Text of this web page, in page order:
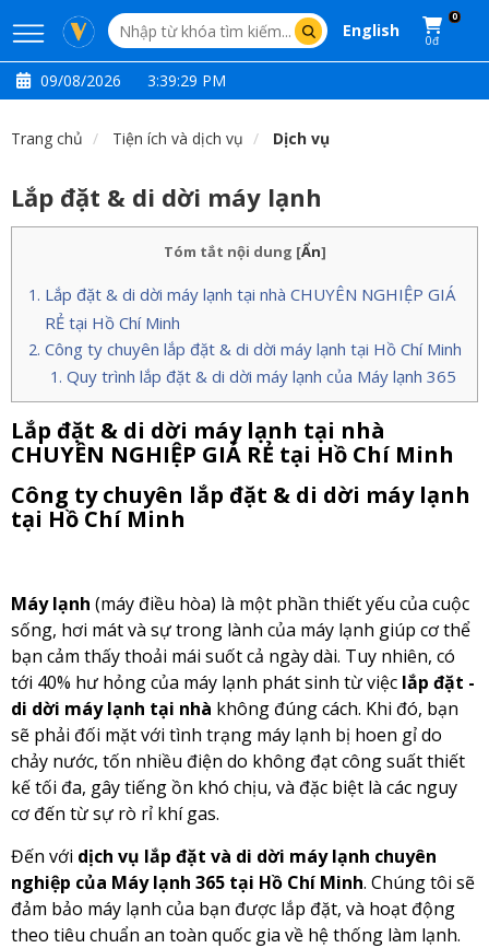
English
0
0đ
09/08/2026 3:39:30 PM
Trang chủ Tiện ích và dịch vụ Dịch vụ
Lắp đặt & di dời máy lạnh
Tóm tắt nội dung [Ẩn]
Lắp đặt & di dời máy lạnh tại nhà CHUYÊN NGHIỆP GIÁ
RẺ tại Hồ Chí Minh
Công ty chuyên lắp đặt & di dời máy lạnh tại Hồ Chí Minh
Quy trình lắp đặt & di dời máy lạnh của Máy lạnh 365
Lắp đặt & di dời máy lạnh tại nhà
CHUYÊN NGHIỆP GIÁ RẺ tại Hồ Chí Minh
Công ty chuyên lắp đặt & di dời máy lạnh
tại Hồ Chí Minh
Máy lạnh (máy điều hòa) là một phần thiết yếu của cuộc
sống, hơi mát và sự trong lành của máy lạnh giúp cơ thể
bạn cảm thấy thoải mái suốt cả ngày dài. Tuy nhiên, có
tới 40% hư hỏng của máy lạnh phát sinh từ việc lắp đặt -
di dời máy lạnh tại nhà không đúng cách. Khi đó, bạn
sẽ phải đối mặt với tình trạng máy lạnh bị hoen gỉ do
chảy nước, tốn nhiều điện do không đạt công suất thiết
kế tối đa, gây tiếng ồn khó chịu, và đặc biệt là các nguy
cơ đến từ sự rò rỉ khí gas.
Đến với dịch vụ lắp đặt và di dời máy lạnh chuyên
nghiệp của Máy lạnh 365 tại Hồ Chí Minh. Chúng tôi sẽ
đảm bảo máy lạnh của bạn được lắp đặt, và hoạt động
theo tiêu chuẩn an toàn quốc gia về hệ thống làm lạnh.